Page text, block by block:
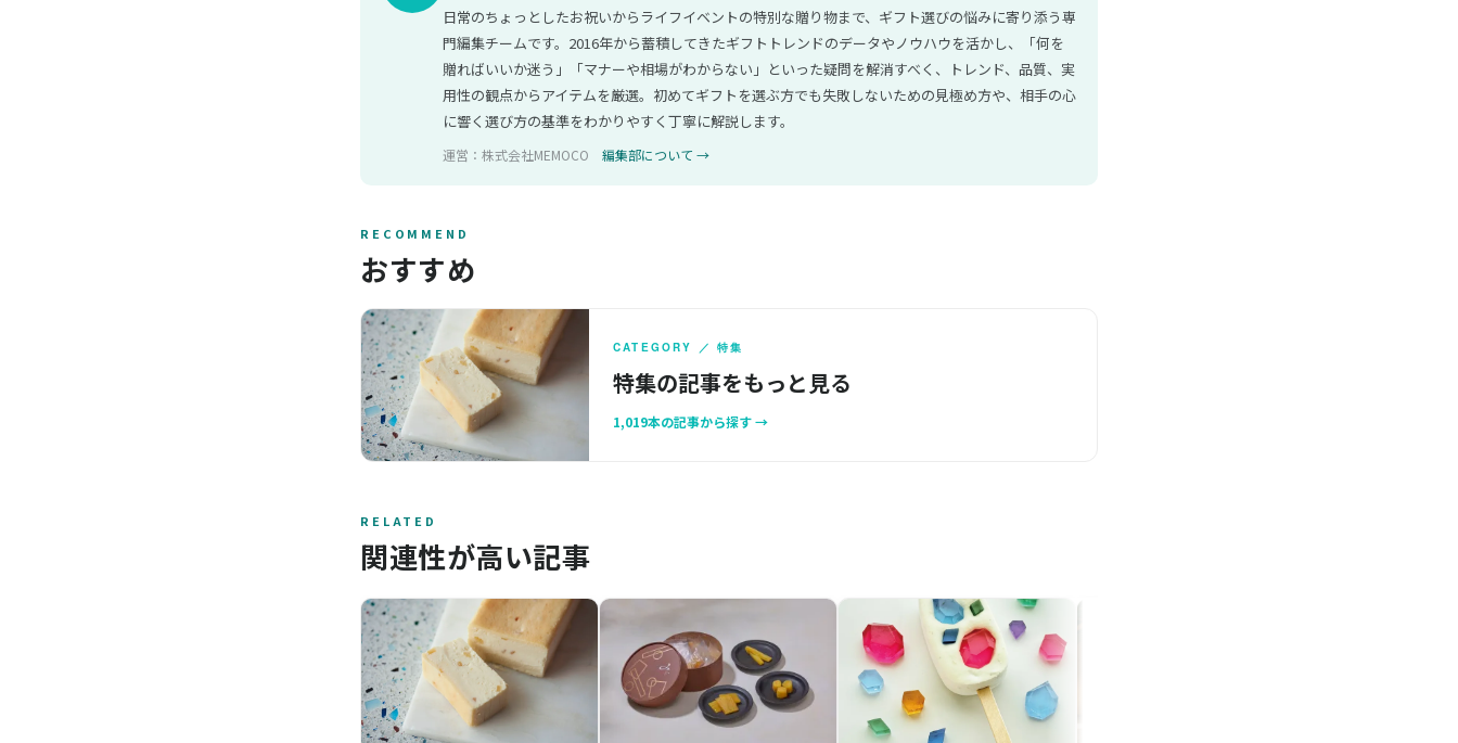
日常のちょっとしたお祝いからライフイベントの特別な贈り物まで、ギフト選びの悩みに寄り添う専
門編集チームです。2016年から蓄積してきたギフトトレンドのデータやノウハウを活かし、「何を
贈ればいいか迷う」「マナーや相場がわからない」といった疑問を解消すべく、トレンド、品質、実
用性の観点からアイテムを厳選。初めてギフトを選ぶ方でも失敗しないための見極め方や、相手の心
に響く選び方の基準をわかりやすく丁寧に解説します。
運営：株式会社MEMOCO 編集部について →
RECOMMEND
おすすめ
CATEGORY ／ 特集
特集の記事をもっと見る
1,019本の記事から探す →
RELATED
関連性が高い記事